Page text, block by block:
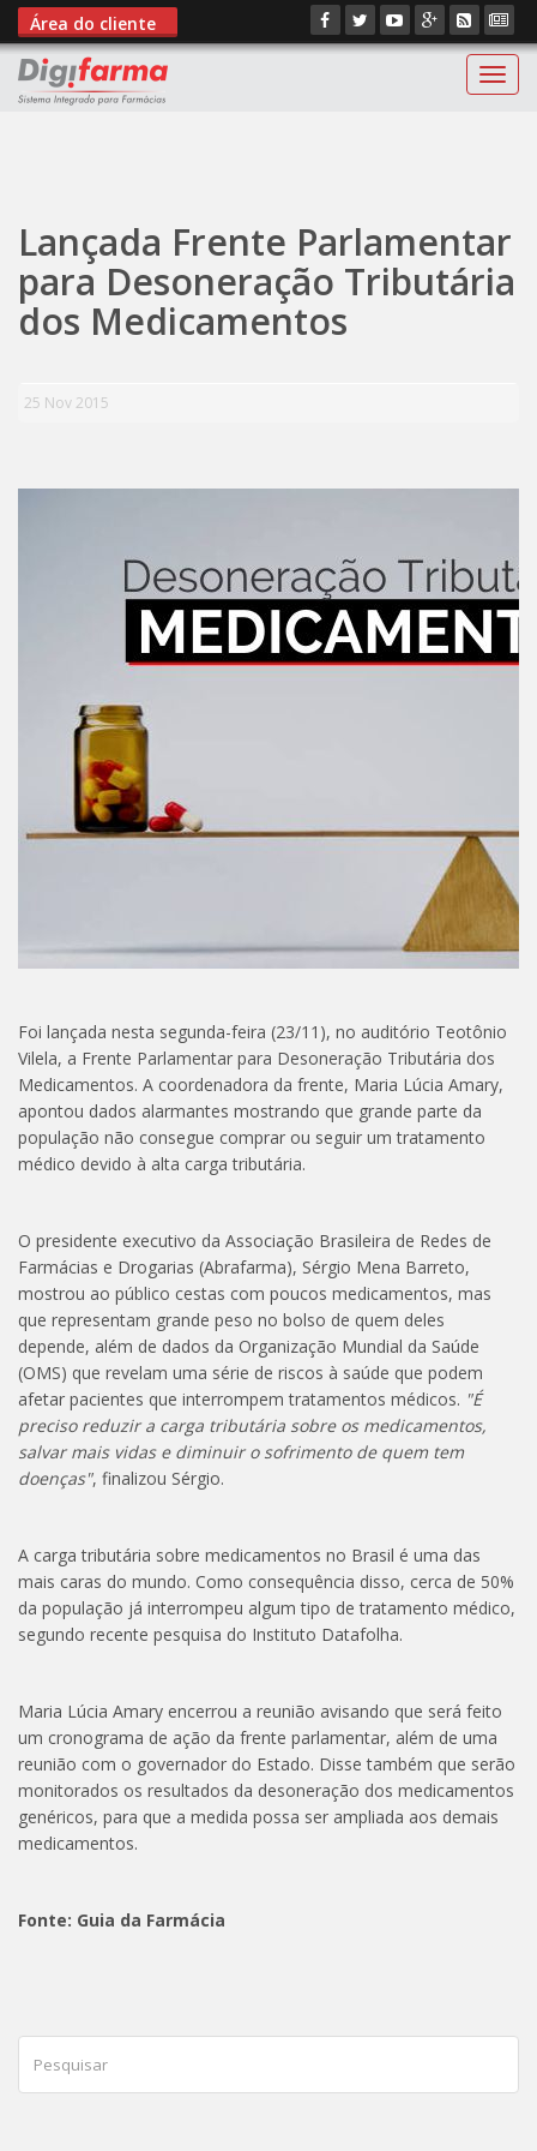
Área do cliente
Lançada Frente Parlamentar
para Desoneração Tributária
dos Medicamentos
25 Nov 2015
Foi lançada nesta segunda-feira (23/11), no auditório Teotônio
Vilela, a Frente Parlamentar para Desoneração Tributária dos
Medicamentos. A coordenadora da frente, Maria Lúcia Amary,
apontou dados alarmantes mostrando que grande parte da
população não consegue comprar ou seguir um tratamento
médico devido à alta carga tributária.
O presidente executivo da Associação Brasileira de Redes de
Farmácias e Drogarias (Abrafarma), Sérgio Mena Barreto,
mostrou ao público cestas com poucos medicamentos, mas
que representam grande peso no bolso de quem deles
depende, além de dados da Organização Mundial da Saúde
(OMS) que revelam uma série de riscos à saúde que podem
afetar pacientes que interrompem tratamentos médicos. "É
preciso reduzir a carga tributária sobre os medicamentos,
salvar mais vidas e diminuir o sofrimento de quem tem
doenças", finalizou Sérgio.
A carga tributária sobre medicamentos no Brasil é uma das
mais caras do mundo. Como consequência disso, cerca de 50%
da população já interrompeu algum tipo de tratamento médico,
segundo recente pesquisa do Instituto Datafolha.
Maria Lúcia Amary encerrou a reunião avisando que será feito
um cronograma de ação da frente parlamentar, além de uma
reunião com o governador do Estado. Disse também que serão
monitorados os resultados da desoneração dos medicamentos
genéricos, para que a medida possa ser ampliada aos demais
medicamentos.
Fonte: Guia da Farmácia